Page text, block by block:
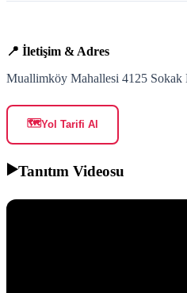
📍 İletişim & Adres
Muallimköy Mahallesi 4125
🗺️Yol Tarifi Al
▶️Tanıtım Videosu